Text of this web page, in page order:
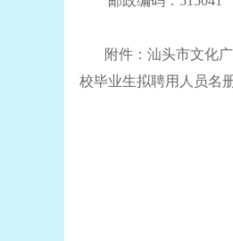
附件： 汕头市文化
校毕业生拟聘用人员名